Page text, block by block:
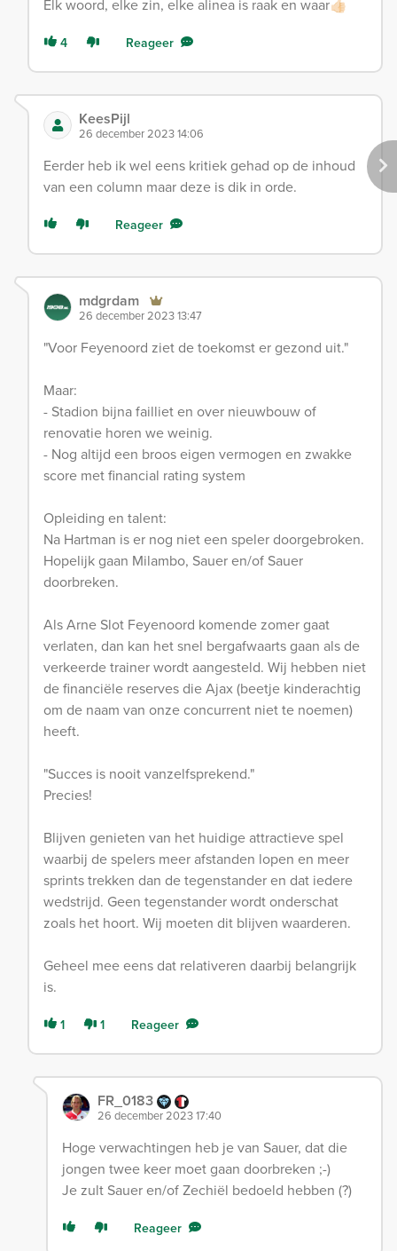
Elk woord, elke zin, elke alinea is raak en waar👍🏻
4 Reageer
KeesPijl
26 december 2023 14:06
Eerder heb ik wel eens kritiek gehad op de inhoud
van een column maar deze is dik in orde.
Reageer
mdgrdam
26 december 2023 13:47
"Voor Feyenoord ziet de toekomst er gezond uit."
Maar:
- Stadion bijna failliet en over nieuwbouw of
renovatie horen we weinig.
- Nog altijd een broos eigen vermogen en zwakke
score met financial rating system
Opleiding en talent:
Na Hartman is er nog niet een speler doorgebroken.
Hopelijk gaan Milambo, Sauer en/of Sauer
doorbreken.
Als Arne Slot Feyenoord komende zomer gaat
verlaten, dan kan het snel bergafwaarts gaan als de
verkeerde trainer wordt aangesteld. Wij hebben niet
de financiële reserves die Ajax (beetje kinderachtig
om de naam van onze concurrent niet te noemen)
heeft.
"Succes is nooit vanzelfsprekend."
Precies!
Blijven genieten van het huidige attractieve spel
waarbij de spelers meer afstanden lopen en meer
sprints trekken dan de tegenstander en dat iedere
wedstrijd. Geen tegenstander wordt onderschat
zoals het hoort. Wij moeten dit blijven waarderen.
Geheel mee eens dat relativeren daarbij belangrijk
is.
1 1 Reageer
FR_0183
26 december 2023 17:40
Hoge verwachtingen heb je van Sauer, dat die
jongen twee keer moet gaan doorbreken ;-)
Je zult Sauer en/of Zechiël bedoeld hebben (?)
Reageer